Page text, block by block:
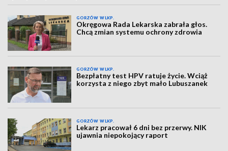
GORZÓW WLKP.
Okręgowa Rada Lekarska zabrała głos.
Chcą zmian systemu ochrony zdrowia
GORZÓW WLKP.
Bezpłatny test HPV ratuje życie. Wciąż
korzysta z niego zbyt mało Lubuszanek
GORZÓW WLKP.
Lekarz pracował 6 dni bez przerwy. NIK
ujawnia niepokojący raport